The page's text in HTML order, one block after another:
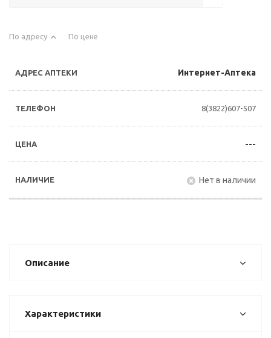
По адресу По цене
Интернет-Аптека
8(3822)607-507
---
Нет в наличии
Описание
Характеристики